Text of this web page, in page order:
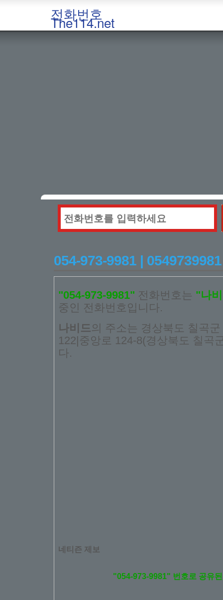
전화번호
The114.net
054-973-9981 |
"054-973-9981" 전화번호는 "나
중인 전화번호입니다.
나비드의 주소는 경상북도 칠곡
122|중앙로 124-8(경상북도 칠곡
다.
네티즌 제보
"054-973-9981" 번호로 공유